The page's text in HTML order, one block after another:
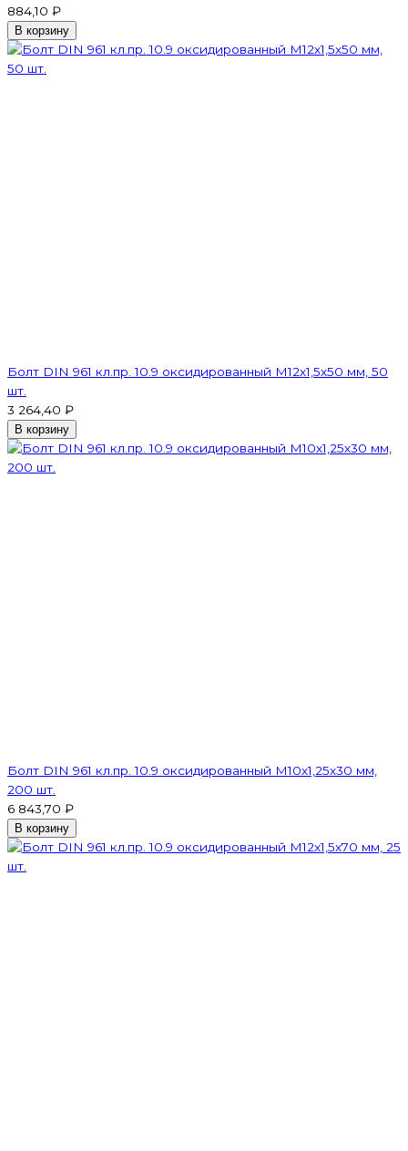
884,10 ₽
В корзину
Болт DIN 961 кл.пр. 10.9 оксидированный М12х1,5х50 мм, 50
шт.
3 264,40 ₽
В корзину
Болт DIN 961 кл.пр. 10.9 оксидированный М10х1,25х30 мм,
200 шт.
6 843,70 ₽
В корзину